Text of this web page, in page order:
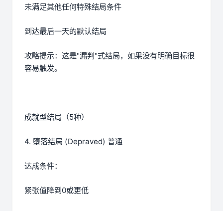
未满足其他任何特殊结局条件
到达最后一天的默认结局
攻略提示：这是"漏判"式结局，如果没有明确目标很
容易触发。
成就型结局（5种）
4. 堕落结局 (Depraved) 普通
达成条件：
紧张值降到0或更低